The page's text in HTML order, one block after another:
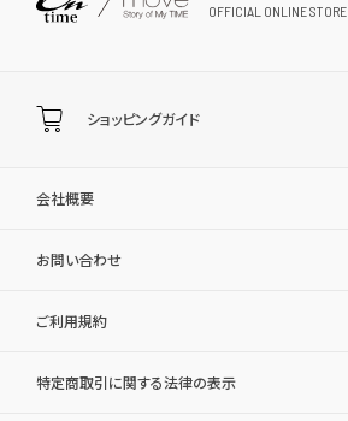
OFFICIAL ONLINE STORE
会社概要
お問い合わせ
ご利用規約
特定商取引に関する法律の表示
ショッピングガイド